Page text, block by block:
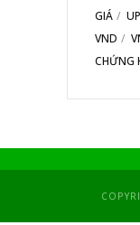
GIÁ
VND
CHỨNG